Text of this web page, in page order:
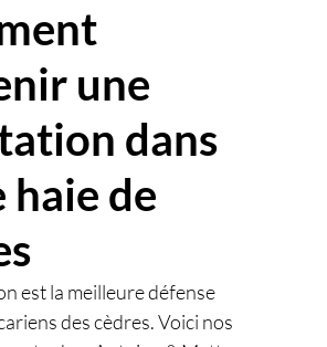
une
dans
de
est la meilleure défense
des cèdres. Voici nos